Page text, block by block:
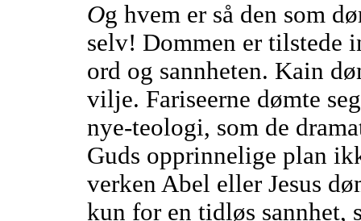
Og hvem er så den som
selv! Dommen er tilstede
ord og sannheten. Kain
vilje. Fariseerne dømte
nye-teologi, som de
Guds opprinnelige plan
verken Abel eller Jesus
kun for en tidløs sannhet,